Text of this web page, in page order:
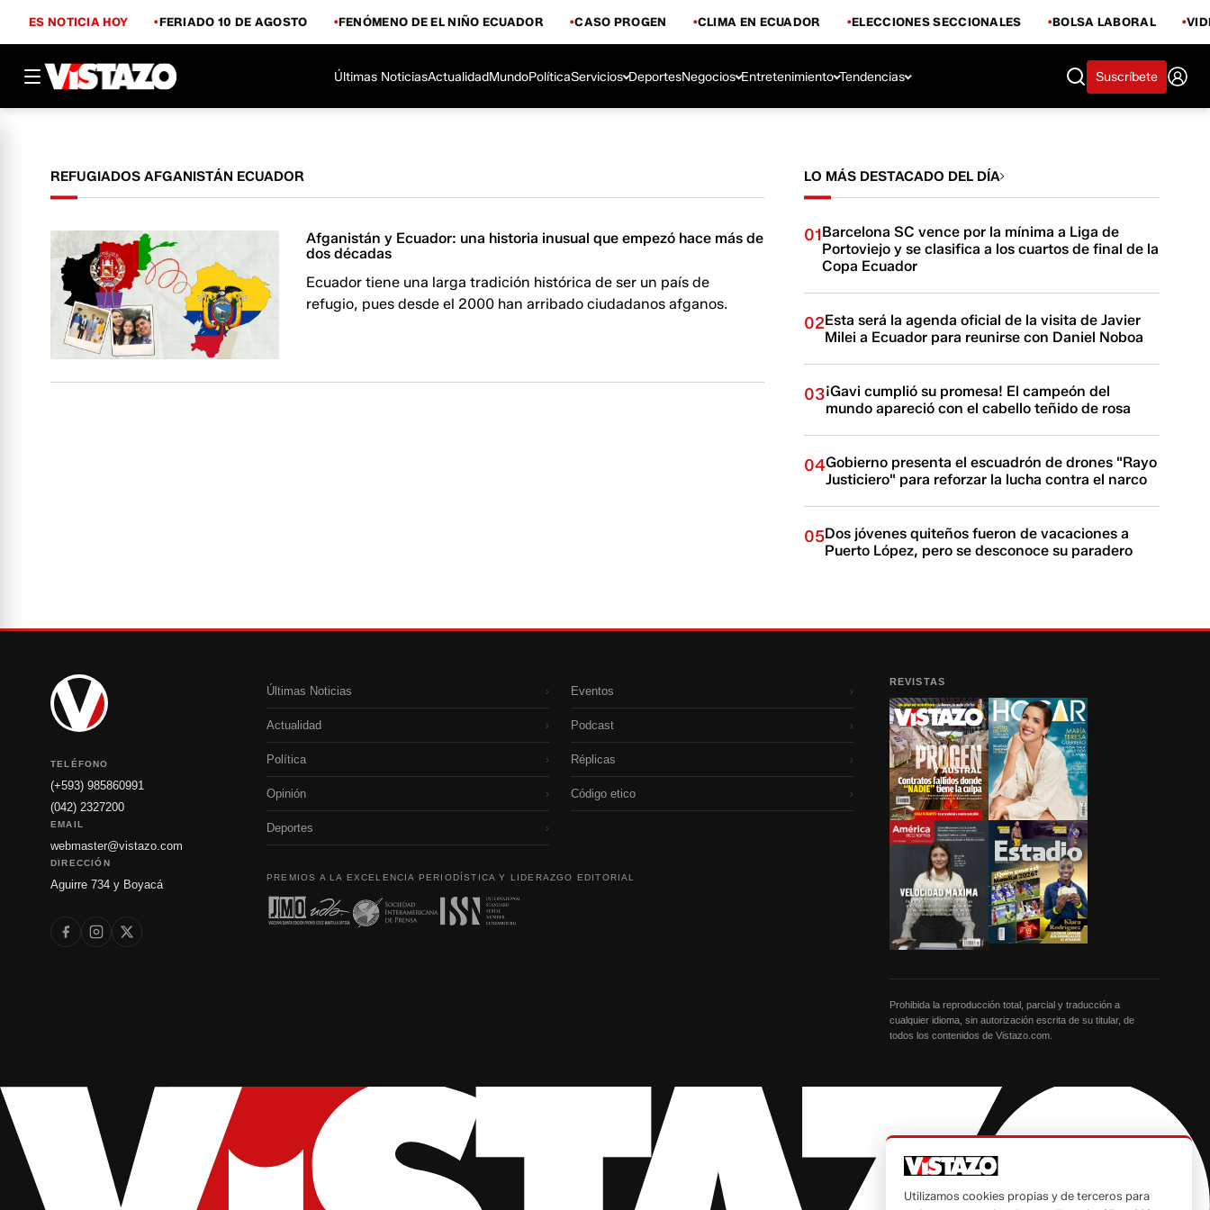
ES NOTICIA HOY FERIADO 10 DE AGOSTO FENÓMENO DE EL NIÑO ECUADOR CASO PROGEN CLIMA EN ECUADOR ELECCIONES SECCIONALES BOLSA LABORAL
Últimas NoticiasActualidadMundoPolíticaServicios DeportesNegocios Entretenimiento Tendencias Suscríbete
REFUGIADOS AFGANISTÁN ECUADOR
Afganistán y Ecuador: una historia inusual que empezó hace más de
dos décadas
Ecuador tiene una larga tradición histórica de ser un país de
refugio, pues desde el 2000 han arribado ciudadanos afganos.
LO MÁS DESTACADO DEL DÍA
01Barcelona SC vence por la mínima a Liga de
Portoviejo y se clasifica a los cuartos de final de la
Copa Ecuador
02Esta será la agenda oficial de la visita de Javier
Milei a Ecuador para reunirse con Daniel Noboa
03¡Gavi cumplió su promesa! El campeón del
mundo apareció con el cabello teñido de rosa
04Gobierno presenta el escuadrón de drones "Rayo
Justiciero" para reforzar la lucha contra el narco
05Dos jóvenes quiteños fueron de vacaciones a
Puerto López, pero se desconoce su paradero
TELÉFONO
(+593) 985860991
(042) 2327200
EMAIL
webmaster@vistazo.com
DIRECCIÓN
Aguirre 734 y Boyacá
Últimas Noticias ›
Actualidad ›
Política ›
Opinión ›
Deportes ›
Eventos ›
Podcast ›
Réplicas ›
Código etico ›
PREMIOS A LA EXCELENCIA PERIODÍSTICA Y LIDERAZGO EDITORIAL
REVISTAS
Prohibida la reproducción total, parcial y traducción a
cualquier idioma, sin autorización escrita de su titular, de
todos los contenidos de Vistazo.com.
Utilizamos cookies propias y de terceros para